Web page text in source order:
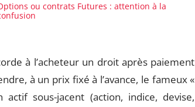
ou contrats Futures : attention à la
à l’acheteur un droit après paiement
à un prix fixé à l’avance, le fameux «
sous-jacent (action, indice, devise,